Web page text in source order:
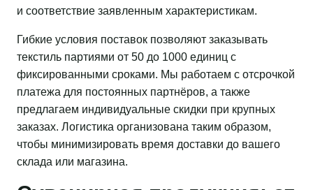
и соответствие заявленным характеристикам.
Гибкие условия поставок позволяют заказывать
текстиль партиями от 50 до 1000 единиц с
фиксированными сроками. Мы работаем с отсрочкой
платежа для постоянных партнёров, а также
предлагаем индивидуальные скидки при крупных
заказах. Логистика организована таким образом,
чтобы минимизировать время доставки до вашего
склада или магазина.